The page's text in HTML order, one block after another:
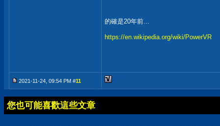
的確是20年前...
https://en.wikipedia.org/wiki/PowerVR
2021-11-24, 09:54 PM #11
您也可能喜歡這些文章